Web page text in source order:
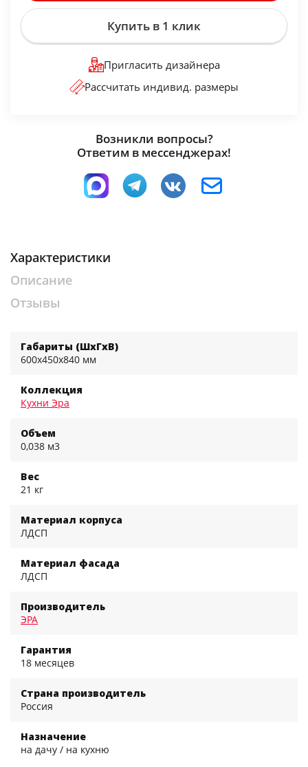
Купить в 1 клик
Пригласить дизайнера
Рассчитать индивид. размеры
Возникли вопросы?
Ответим в мессенджерах!
Характеристики
Описание
Отзывы
Габариты (ШхГхВ)
600x450x840 мм
Коллекция
Кухни Эра
Объем
0,038 м3
Вес
21 кг
Материал корпуса
ЛДСП
Материал фасада
ЛДСП
Производитель
ЭРА
Гарантия
18 месяцев
Страна производитель
Россия
Назначение
на дачу / на кухню